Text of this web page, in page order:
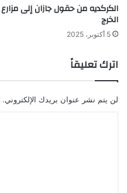
الكركديه من حقول جازان إلى مزارع
الخرج
5 أكتوبر، 2025
اترك تعليقاً
لن يتم نشر عنوان بريدك الإلكتروني.